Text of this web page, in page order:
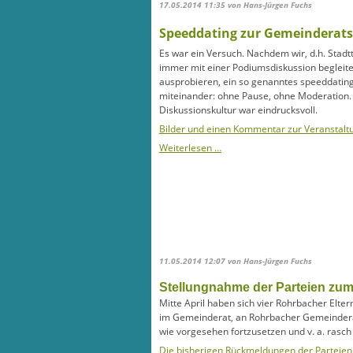
17.05.2014 11:35 von Hans-Jürgen Fuchs
Speeddating zur
Es war ein Versuch. Nachdem wir, d.h.
immer mit einer Podiumsdiskussion
ausprobieren, ein so genanntes
miteinander:ohne Pause, ohne
Diskussionskultur war eindrucksvoll.
Bilder und einen Kommentar zur
Weiterlesen …Speeddating
11.05.2014 12:07 von Hans-Jürgen Fuchs
Stellungnahme der Parteien
Mitte April haben sich vier Rohrbacher
im Gemeinderat, an Rohrbacher
wie vorgesehen fortzusetzen und v. a.
Die bisherigen Rückmeldungen der